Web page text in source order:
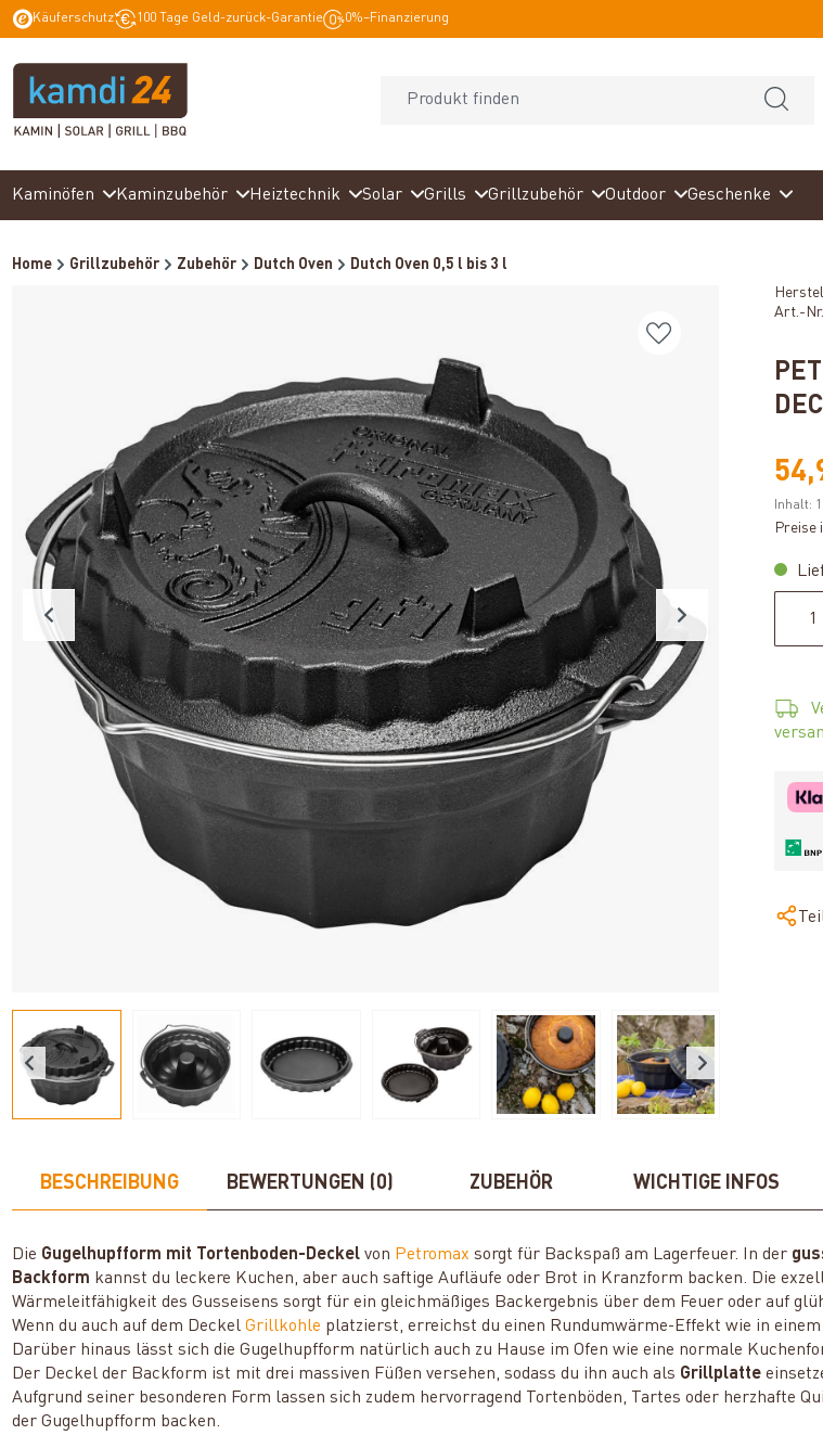
Zur Hauptnavigation springen
Käuferschutz 100 Tage Geld-zurück-Garantie 0%–Finanzierung
Kaminöfen Kaminzubehör Heiztechnik Solar Grills Grillzubehör Outdoor Geschenke
Home Grillzubehör Zubehör Dutch Oven
Dutch Oven 0,5 l bis 3 l
Art.-Nr.
Inhalt:
Preise
BESCHREIBUNG BEWERTUNGEN (0) ZUBEHÖR WICHTIGE INFOS
Die Gugelhupfform mit Tortenboden-Deckel von Petromax sorgt für Backspaß am Lagerfeuer. In der
Backform kannst du leckere Kuchen, aber auch saftige Aufläufe oder Brot in Kranzform backen. Die
Wärmeleitfähigkeit des Gusseisens sorgt für ein gleichmäßiges Backergebnis über dem Feuer oder auf
Wenn du auch auf dem DeckelGrillkohle platzierst, erreichst du einen Rundumwärme-Effekt wie in
Darüber hinaus lässt sich die Gugelhupfform natürlich auch zu Hause im Ofen wie eine normale
Der Deckel der Backform ist mit drei massiven Füßen versehen, sodass du ihn auch als Grillplatte
Aufgrund seiner besonderen Form lassen sich zudem hervorragend Tortenböden, Tartes oder herzhafte
der Gugelhupfform backen.